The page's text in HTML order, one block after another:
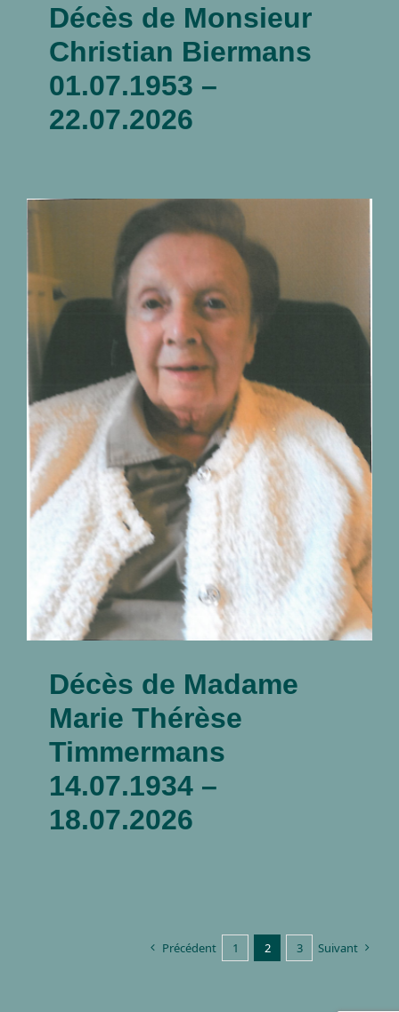
Décès de Monsieur
Christian Biermans
01.07.1953 –
22.07.2026
Décès de Madame Marie
Thérèse Timmermans
14.07.1934 – 18.07.2026
nécrologies
Décès de Madame
Marie Thérèse
Timmermans
14.07.1934 –
18.07.2026
Précédent 1 2 3 Suivant